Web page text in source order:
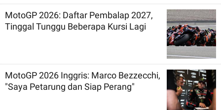
MotoGP 2026: Daftar Pembalap 2027,
Tinggal Tunggu Beberapa Kursi Lagi
MotoGP 2026 Inggris: Marco Bezzecchi,
"Saya Petarung dan Siap Perang"